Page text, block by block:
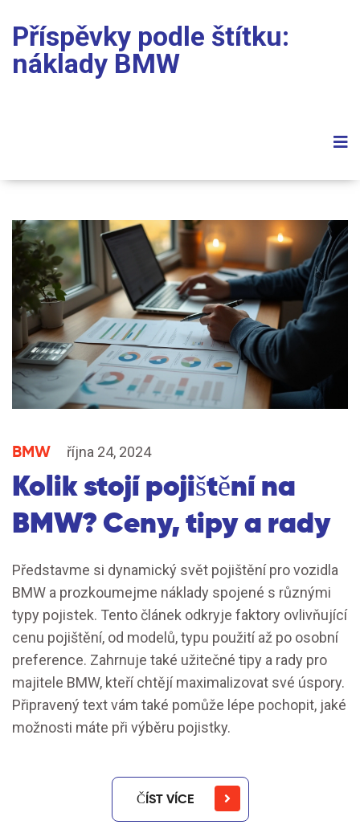
Příspěvky podle štítku:
náklady BMW
BMW října 24, 2024
Kolik stojí pojištění na
BMW? Ceny, tipy a rady
Představme si dynamický svět pojištění pro vozidla
BMW a prozkoumejme náklady spojené s různými
typy pojistek. Tento článek odkryje faktory ovlivňující
cenu pojištění, od modelů, typu použití až po osobní
preference. Zahrnuje také užitečné tipy a rady pro
majitele BMW, kteří chtějí maximalizovat své úspory.
Připravený text vám také pomůže lépe pochopit, jaké
možnosti máte při výběru pojistky.
ČÍST VÍCE